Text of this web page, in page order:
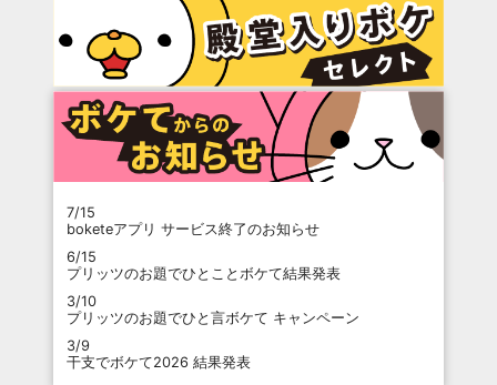
7/15
boketeアプリ サービス終了のお知らせ
6/15
プリッツのお題でひとことボケて結果発表
3/10
プリッツのお題でひと言ボケて キャンペーン
3/9
干支でボケて2026 結果発表